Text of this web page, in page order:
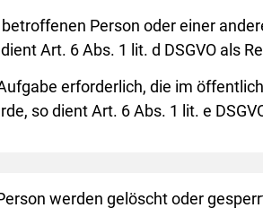
Person oder einer
Art. 6 Abs. 1 lit. d DSGVO als
erforderlich, die im
so dient Art. 6 Abs. 1 lit. e
werden gelöscht oder